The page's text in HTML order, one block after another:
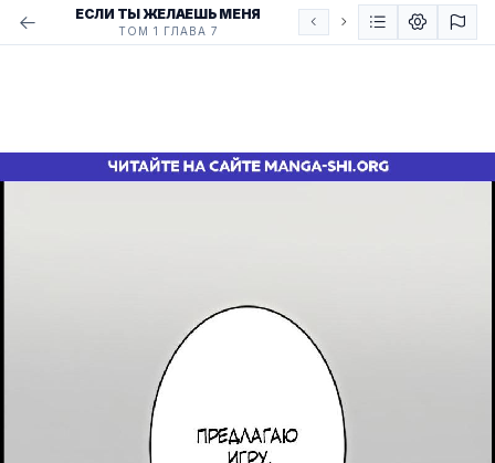
ЕСЛИ ТЫ ЖЕЛАЕШЬ МЕНЯ
ТОМ 1 ГЛАВА 7